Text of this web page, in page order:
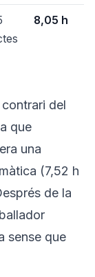
8,05 h
del
que
una
(7,52 h
de la
sense que